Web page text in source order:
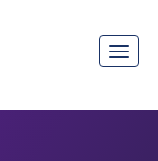
Toggle